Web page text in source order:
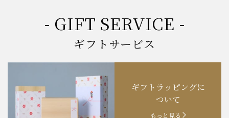
- GIFT SERVICE -
ギフトサービス
ギフトラッピングに
ついて
もっと見る